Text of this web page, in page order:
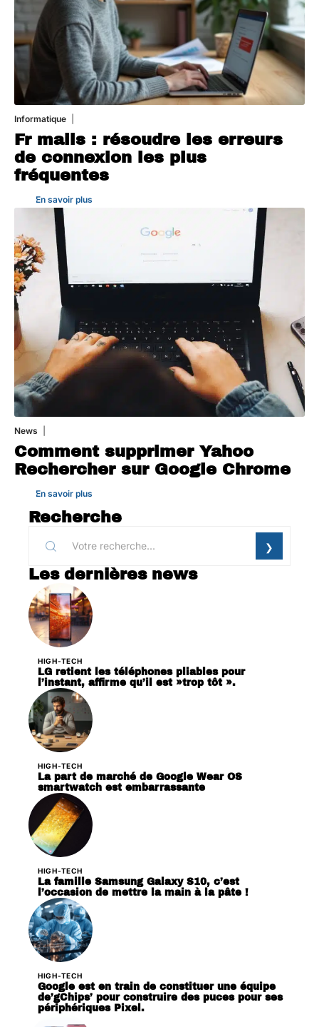
Informatique
Fr mails : résoudre les erreurs
de connexion les plus
fréquentes
En savoir plus
News
Comment supprimer Yahoo
Rechercher sur Google Chrome
En savoir plus
Recherche
Les dernières news
HIGH-TECH
LG retient les téléphones pliables pour
l’instant, affirme qu’il est »trop tôt ».
HIGH-TECH
La part de marché de Google Wear OS
smartwatch est embarrassante
HIGH-TECH
La famille Samsung Galaxy S10, c’est
l’occasion de mettre la main à la pâte !
HIGH-TECH
Google est en train de constituer une équipe
de’gChips’ pour construire des puces pour ses
périphériques Pixel.